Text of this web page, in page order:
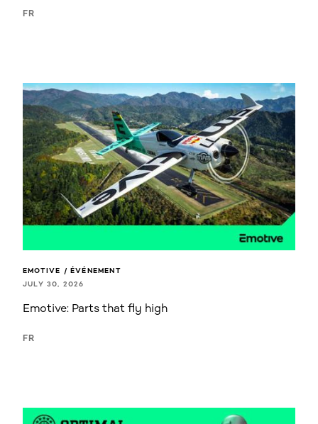
FR
EMOTIVE / ÉVÉNEMENT
JULY 30, 2026
Emotive: Parts that fly high
FR